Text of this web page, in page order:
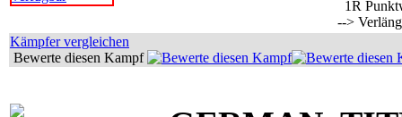
1R
-->
Kämpfer vergleichen
Bewerte diesen Kampf